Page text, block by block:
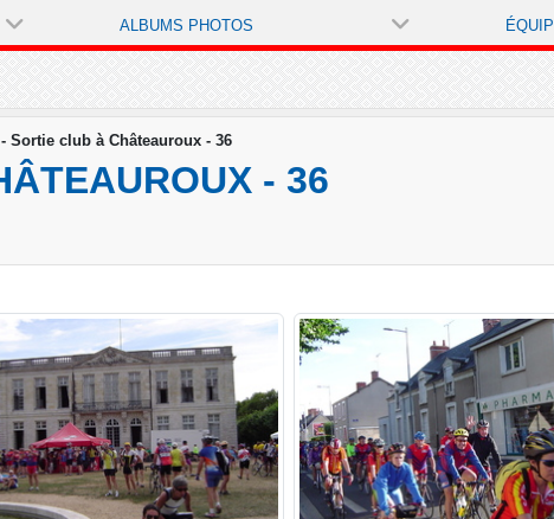
ALBUMS PHOTOS
- Sortie club à Châteauroux - 36
- 36